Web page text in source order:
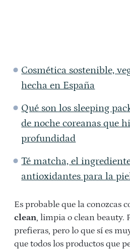
Cosmética sostenible,
hecha en España
Qué son los sleeping
de noche coreanas que
profundidad
Té matcha, el
antioxidantes para la
Es probable que la conozcas
clean, limpia o clean beauty.
prefieras, pero lo que sí es
que todos los productos que